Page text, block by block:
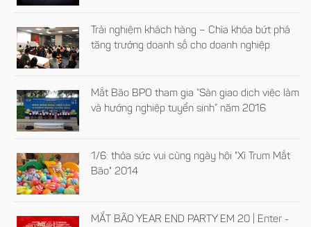
Trải nghiệm khách hàng – Chìa khóa bứt phá
tăng trưởng doanh số cho doanh nghiệp
Mắt Bão BPO tham gia “Sàn giao dịch việc làm
và hướng nghiệp tuyển sinh” năm 2016
1/6: thỏa sức vui cùng ngày hội "Xì Trum Mắt
Bão" 2014
MẮT BÃO YEAR END PARTY EM 20 | Enter -